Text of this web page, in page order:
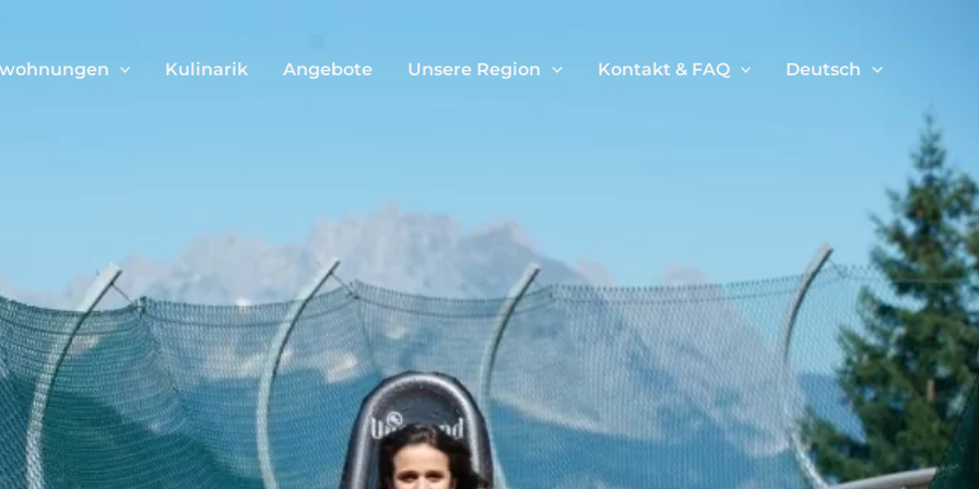
Kulinarik Angebote Unsere Region Kontakt & FAQ Deutsch